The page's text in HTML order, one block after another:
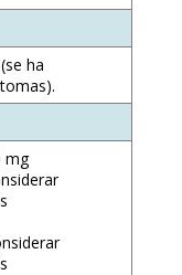
ha
mg